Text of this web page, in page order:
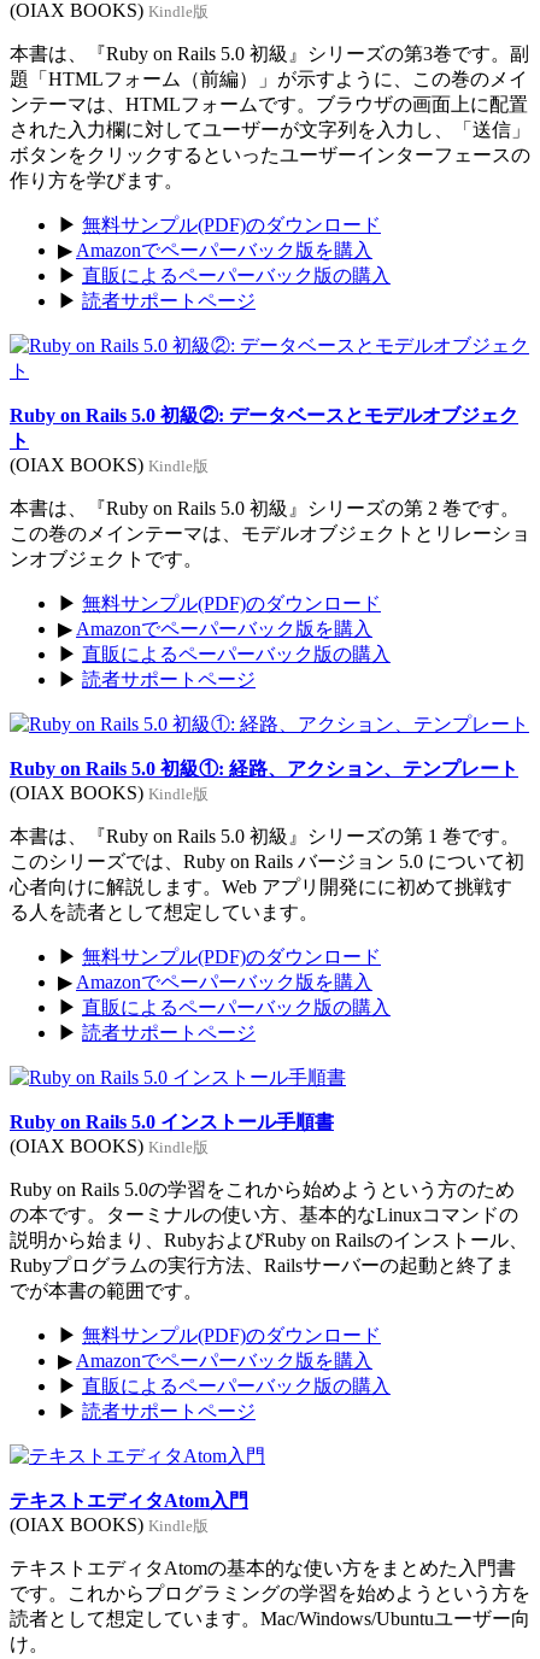
(OIAX BOOKS) Kindle版
本書は、『Ruby on Rails 5.0 初級』シリーズの第3巻です。副
題「HTMLフォーム（前編）」が示すように、この巻のメイ
ンテーマは、HTMLフォームです。ブラウザの画面上に配置
された入力欄に対してユーザーが文字列を入力し、「送信」
ボタンをクリックするといったユーザーインターフェースの
作り方を学びます。
▶ 無料サンプル(PDF)のダウンロード
▶ Amazonでペーパーバック版を購入
▶ 直販によるペーパーバック版の購入
▶ 読者サポートページ
Ruby on Rails 5.0 初級②: データベースとモデルオブジェク
ト
(OIAX BOOKS) Kindle版
本書は、『Ruby on Rails 5.0 初級』シリーズの第 2 巻です。
この巻のメインテーマは、モデルオブジェクトとリレーショ
ンオブジェクトです。
▶ 無料サンプル(PDF)のダウンロード
▶ Amazonでペーパーバック版を購入
▶ 直販によるペーパーバック版の購入
▶ 読者サポートページ
Ruby on Rails 5.0 初級①: 経路、アクション、テンプレート
(OIAX BOOKS) Kindle版
本書は、『Ruby on Rails 5.0 初級』シリーズの第 1 巻です。
このシリーズでは、Ruby on Rails バージョン 5.0 について初
心者向けに解説します。Web アプリ開発にに初めて挑戦す
る人を読者として想定しています。
▶ 無料サンプル(PDF)のダウンロード
▶ Amazonでペーパーバック版を購入
▶ 直販によるペーパーバック版の購入
▶ 読者サポートページ
Ruby on Rails 5.0 インストール手順書
(OIAX BOOKS) Kindle版
Ruby on Rails 5.0の学習をこれから始めようという方のため
の本です。ターミナルの使い方、基本的なLinuxコマンドの
説明から始まり、RubyおよびRuby on Railsのインストール、
Rubyプログラムの実行方法、Railsサーバーの起動と終了ま
でが本書の範囲です。
▶ 無料サンプル(PDF)のダウンロード
▶ Amazonでペーパーバック版を購入
▶ 直販によるペーパーバック版の購入
▶ 読者サポートページ
テキストエディタAtom入門
(OIAX BOOKS) Kindle版
テキストエディタAtomの基本的な使い方をまとめた入門書
です。これからプログラミングの学習を始めようという方を
読者として想定しています。Mac/Windows/Ubuntuユーザー向
け。